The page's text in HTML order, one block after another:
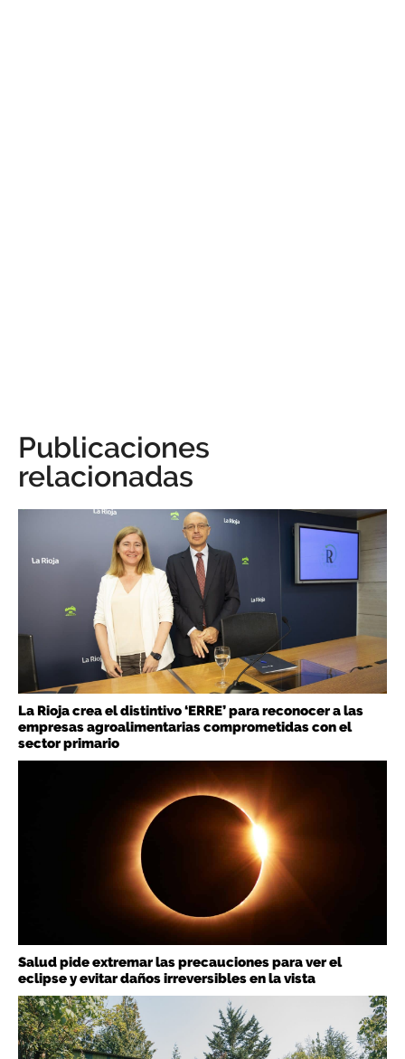
Publicaciones
relacionadas
La Rioja crea el distintivo ‘ERRE’ para reconocer a las
empresas agroalimentarias comprometidas con el
sector primario
Salud pide extremar las precauciones para ver el
eclipse y evitar daños irreversibles en la vista